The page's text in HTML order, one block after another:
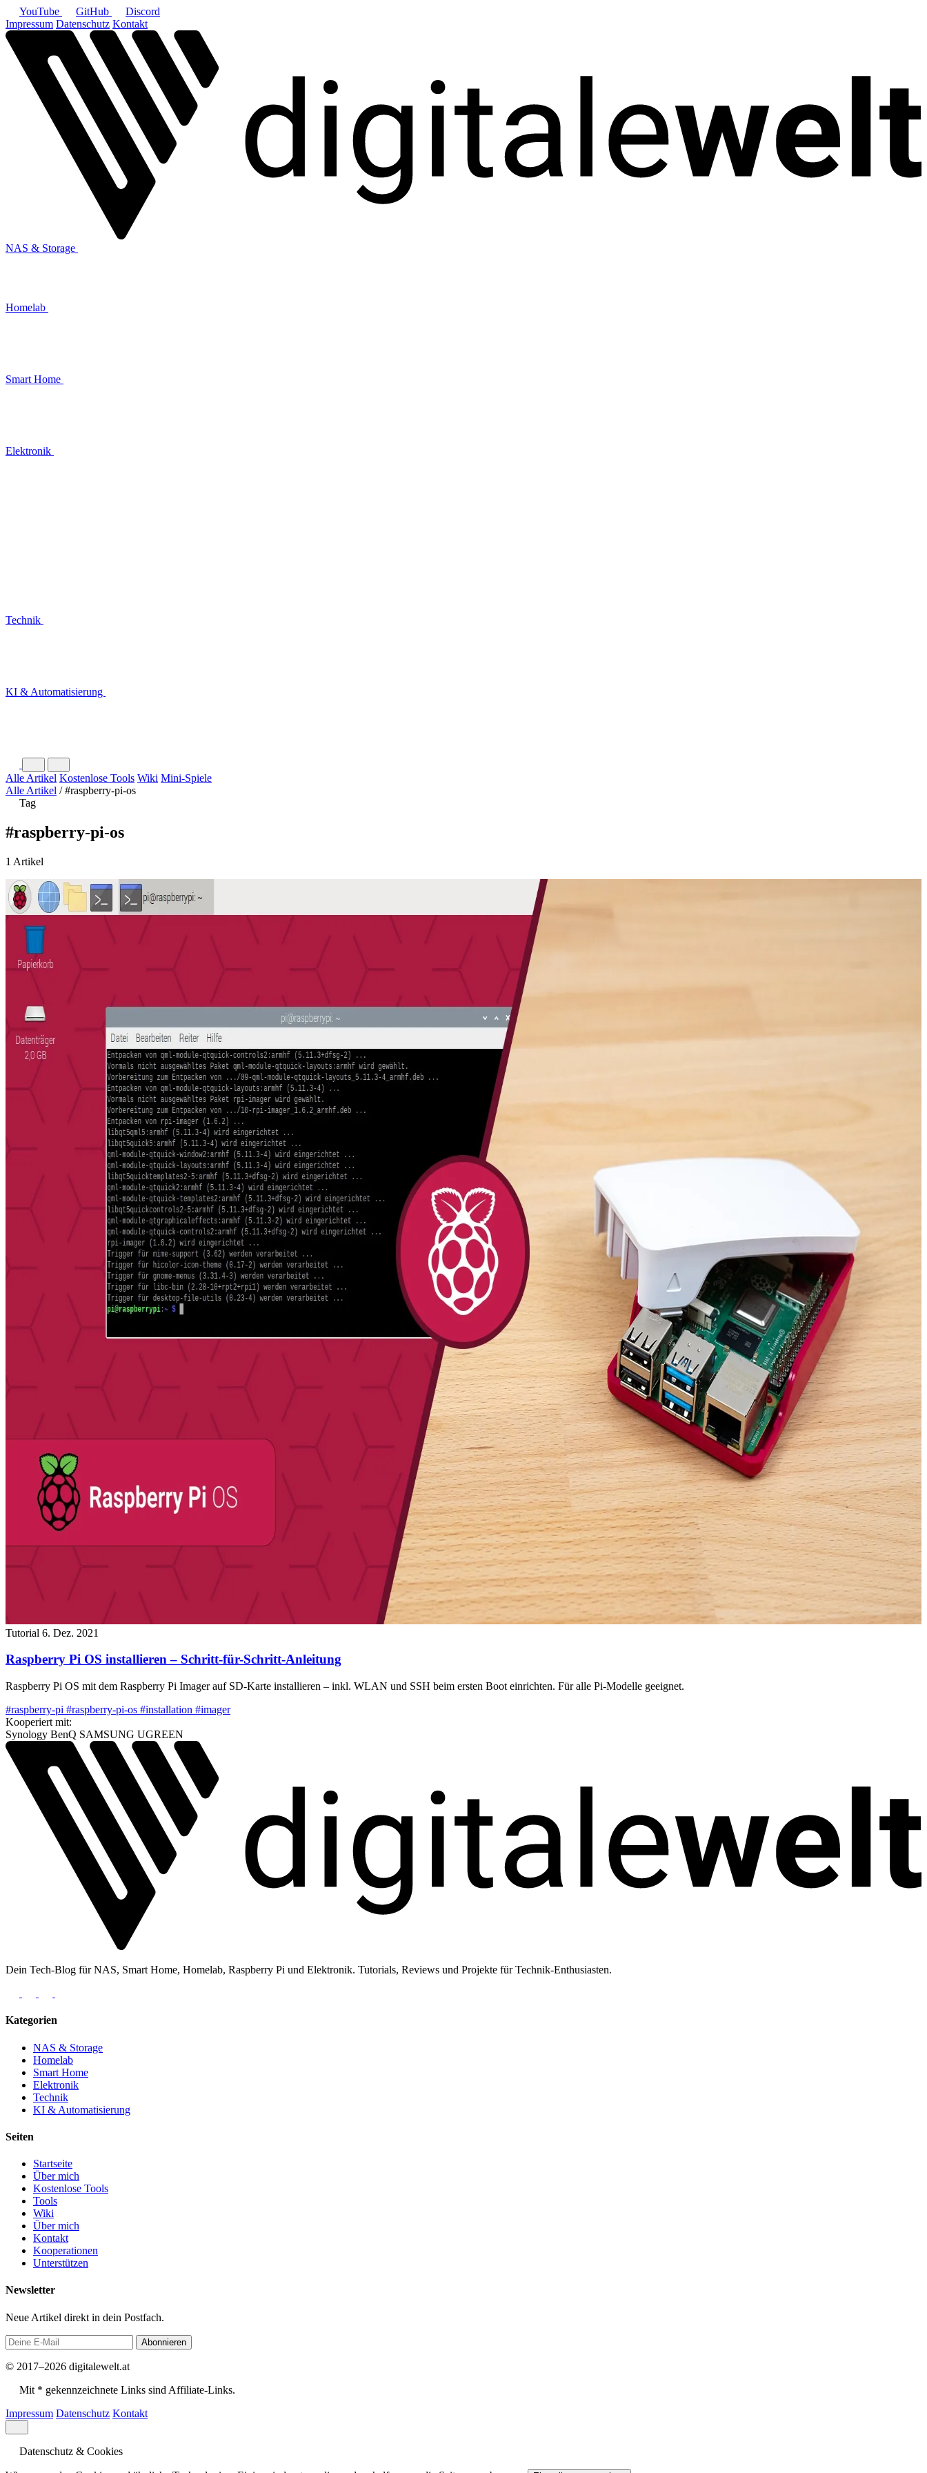
YouTube GitHub
Discord
Impressum Datenschutz Kontakt
NAS & Storage
Homelab
Smart Home
Elektronik
Technik
KI & Automatisierung
Alle Artikel Kostenlose Tools Wiki Mini-Spiele
Alle Artikel / #raspberry-pi-os
Tag
#raspberry-pi-os
1 Artikel
Tutorial 6. Dez. 2021
Raspberry Pi OS installieren – Schritt-für-Schritt-Anleitung
Raspberry Pi OS mit dem Raspberry Pi Imager auf SD-Karte installieren – inkl. WLAN und SSH beim ersten Boot einrichten. Für alle Pi-Modelle geeignet.
#raspberry-pi #raspberry-pi-os #installation #imager
Kooperiert mit:
Synology BenQ SAMSUNG UGREEN
Dein Tech-Blog für NAS, Smart Home, Homelab, Raspberry Pi und Elektronik. Tutorials, Reviews und Projekte für Technik-Enthusiasten.
Kategorien
NAS & Storage
Homelab
Smart Home
Elektronik
Technik
KI & Automatisierung
Seiten
Startseite
Über mich
Kostenlose Tools
Tools
Wiki
Über mich
Kontakt
Kooperationen
Unterstützen
Newsletter
Neue Artikel direkt in dein Postfach.
Abonnieren
© 2017–2026 digitalewelt.at
Mit * gekennzeichnete Links sind Affiliate-Links.
Impressum Datenschutz Kontakt
Datenschutz & Cookies